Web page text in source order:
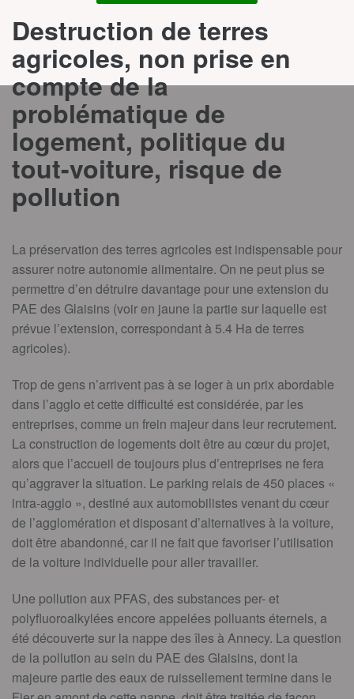
Destruction de terres
agricoles, non prise en
compte de la
problématique de
logement, politique du
tout-voiture, risque de
pollution
La préservation des terres agricoles est indispensable pour
assurer notre autonomie alimentaire. On ne peut plus se
permettre d’en détruire davantage pour une extension du
PAE des Glaisins (voir en jaune la partie sur laquelle est
prévue l’extension, correspondant à 5.4 Ha de terres
agricoles).
Trop de gens n’arrivent pas à se loger à un prix abordable
dans l’agglo et cette difficulté est considérée, par les
entreprises, comme un frein majeur dans leur recrutement.
La construction de logements doit être au cœur du projet,
alors que l’accueil de toujours plus d’entreprises ne fera
qu’aggraver la situation. Le parking relais de 450 places «
intra-agglo », destiné aux automobilistes venant du cœur
de l’agglomération et disposant d’alternatives à la voiture,
doit être abandonné, car il ne fait que favoriser l’utilisation
de la voiture individuelle pour aller travailler.
Une pollution aux PFAS, des substances per- et
polyfluoroalkylées encore appelées polluants éternels, a
été découverte sur la nappe des îles à Annecy. La question
de la pollution au sein du PAE des Glaisins, dont la
majeure partie des eaux de ruissellement termine dans le